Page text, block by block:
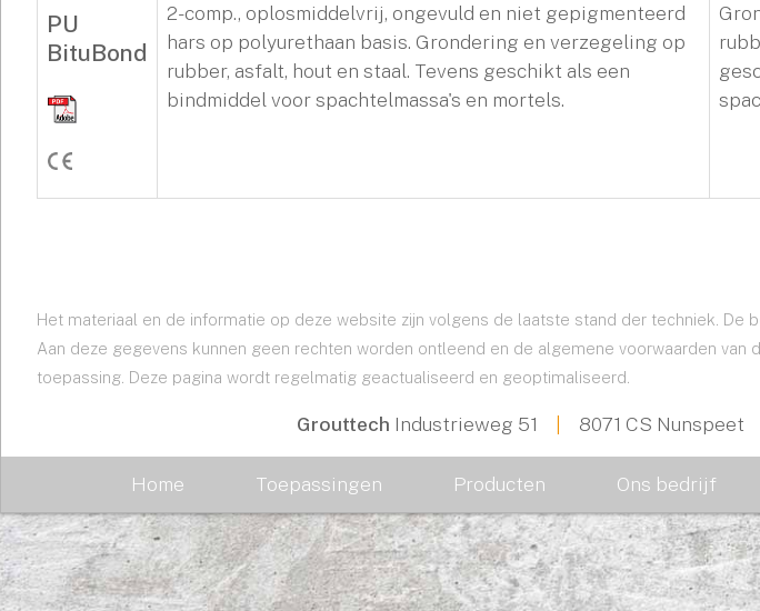
PU
BituBond
2-comp., oplosmiddelvrij, ongevuld en niet gepigmenteerd
hars op polyurethaan basis. Grondering en verzegeling op
rubber, asfalt, hout en staal. Tevens geschikt als een
bindmiddel voor spachtelmassa's en mortels.
Het materiaal en de informatie op deze website zijn volgens de laatste stand der techniek.
Aan deze gegevens kunnen geen rechten worden ontleend en de algemene voorwaarden
toepassing. Deze pagina wordt regelmatig geactualiseerd en geoptimaliseerd.
Grouttech Industrieweg 51 8071 CS Nunspeet
Home Toepassingen Producten Ons bedrijf